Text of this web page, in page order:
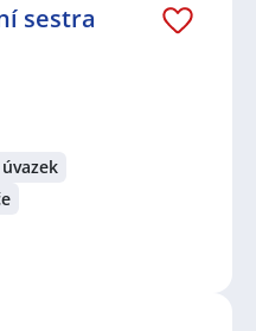
sestra